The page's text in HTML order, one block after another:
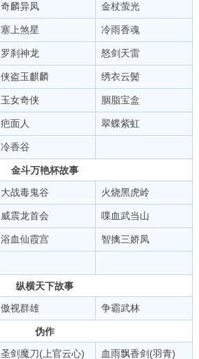
奇麟异凤 金杖萤光
塞上煞星 冷雨香魂
罗刹神龙 怒剑天雷
侠盗玉麒麟 绣衣云鬓
玉女奇侠 胭脂宝盒
疤面人 翠蝶紫虹
冷香谷
金斗万艳杯故事
大战毒鬼谷 火烧黑虎岭
威震龙首会 喋血武当山
浴血仙霞宫 智擒三娇凤
纵横天下故事
傲视群雄 争霸武林
伪作
圣剑魔刀(上官云心) 血雨飘香剑(羽青)